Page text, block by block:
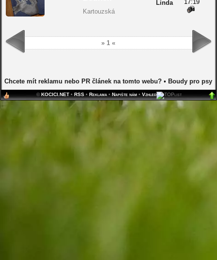
Kartouzská
Linda
17:19
» 1 «
Chcete mít reklamu nebo PR článek na tomto webu? • Boudy pro psy
©KOCICI.NET •RSS •Reklama •Napište nám •Vzhled